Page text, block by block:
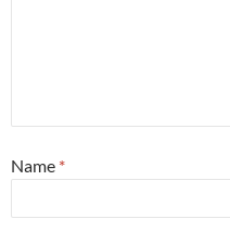
Name *